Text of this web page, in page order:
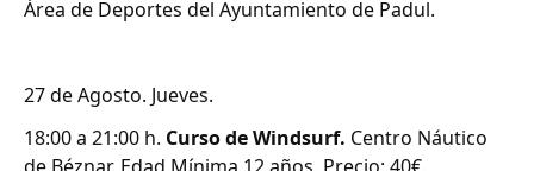
Área de Deportes del Ayuntamiento de Padul.
27 de Agosto. Jueves.
18:00 a 21:00 h. Curso de Windsurf. Centro Náutico